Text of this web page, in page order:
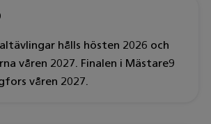
hålls hösten 2026 och
våren 2027. Finalen i Mästare9
våren 2027.